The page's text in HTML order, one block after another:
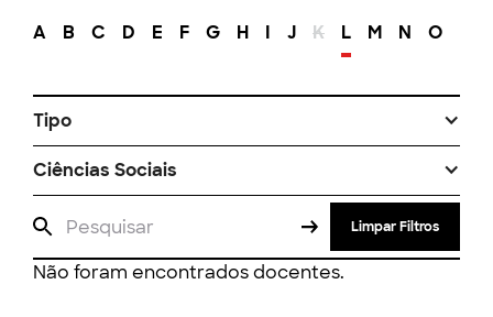
A B C D E F G H I J K L M N O
Tipo
Ciências Sociais
Limpar Filtros
Não foram encontrados docentes.